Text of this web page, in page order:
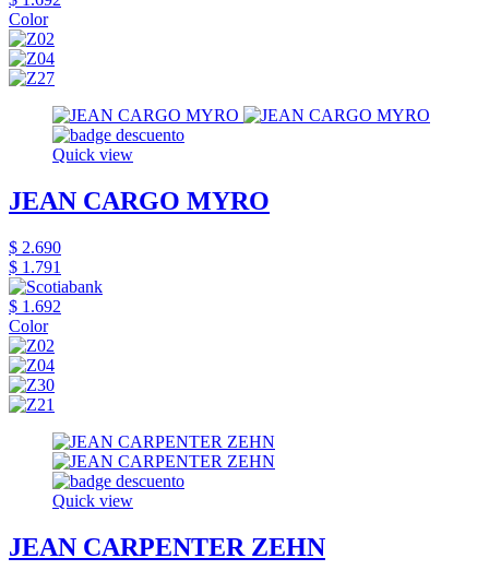
Color
Quick view
JEAN CARGO MYRO
$ 2.690
$ 1.791
$ 1.692
Color
Quick view
JEAN CARPENTER ZEHN